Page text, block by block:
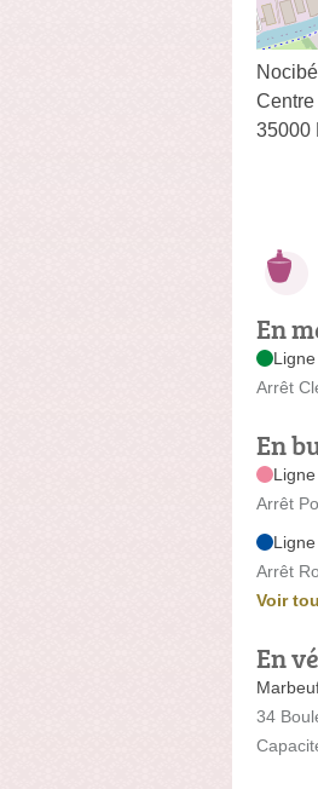
Nocibé
35000
En
Arrêt
En
Arrêt
Arrêt
Voir
En
34